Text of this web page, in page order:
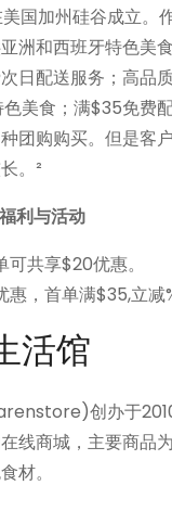
国加州硅谷成立。
洲和西班牙特色美
日配送服务；高品
美食；满$35免费
团购购买。但是客
。²
利与活动
可共享$20优惠。
，首单满$35,立减
活馆
创办于
线商城，主要商品
材。